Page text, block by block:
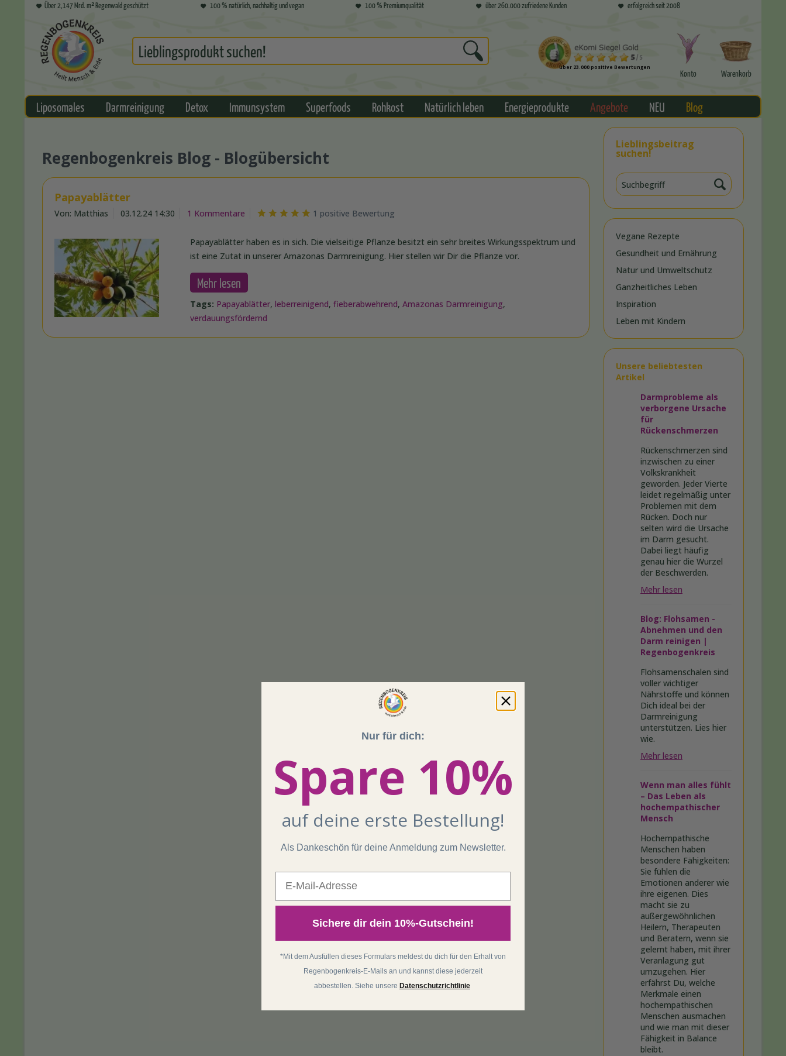
Über 2,147 Mrd. m² Regenwald geschützt 100 % natürlich, nachhaltig und vegan 100 % Premiumqualität über 260.000 zufriedene Kunden erfolgreich seit 2008
über 23.000 positive Bewertungen
Konto Warenkorb
Liposomales Darmreinigung Detox Immunsystem Superfoods Rohkost Natürlich leben Energieprodukte Angebote NEU Blog
Lieblingsbeitrag
suchen!
Vegane Rezepte
Gesundheit und Ernährung
Natur und Umweltschutz
Ganzheitliches Leben
Inspiration
Leben mit Kindern
Unsere beliebtesten
Artikel
Darmprobleme als
verborgene Ursache
für
Rückenschmerzen
Rückenschmerzen sind
inzwischen zu einer
Volkskrankheit
geworden. Jeder Vierte
leidet regelmäßig unter
Problemen mit dem
Rücken. Doch nur
selten wird die Ursache
im Darm gesucht.
Dabei liegt häufig
genau hier die Wurzel
der Beschwerden.
Mehr lesen
Blog: Flohsamen -
Abnehmen und den
Darm reinigen |
Regenbogenkreis
Flohsamenschalen sind
voller wichtiger
Nährstoffe und können
Dich ideal bei der
Darmreinigung
unterstützen. Lies hier
wie.
Mehr lesen
Wenn man alles fühlt
– Das Leben als
hochempathischer
Mensch
Hochempathische
Menschen haben
besondere Fähigkeiten:
Sie fühlen die
Emotionen anderer wie
ihre eigenen. Dies
macht sie zu
außergewöhnlichen
Heilern, Therapeuten
und Beratern, wenn sie
gelernt haben, mit ihrer
Veranlagung gut
umzugehen. Hier
erfährst Du, welche
Merkmale einen
hochempathischen
Menschen ausmachen
und wie man mit dieser
Fähigkeit in Balance
bleibt.
Regenbogenkreis Blog - Blogübersicht
Papayablätter
Von: Matthias 03.12.24 14:30 1 Kommentare 1 positive Bewertung
Papayablätter haben es in sich. Die vielseitige Pflanze besitzt ein sehr breites Wirkungsspektrum und
ist eine Zutat in unserer Amazonas Darmreinigung. Hier stellen wir Dir die Pflanze vor.
Mehr lesen
Tags: Papayablätter,leberreinigend,fieberabwehrend,Amazonas Darmreinigung,
verdauungsfördernd
Nur für dich:
Spare 10%
auf deine erste Bestellung!
Als Dankeschön für deine Anmeldung zum Newsletter.
Sichere dir dein 10%-Gutschein!
*Mit dem Ausfüllen dieses Formulars meldest du dich für den Erhalt von
Regenbogenkreis-E-Mails an und kannst diese jederzeit
abbestellen. Siehe unsere Datenschutzrichtlinie